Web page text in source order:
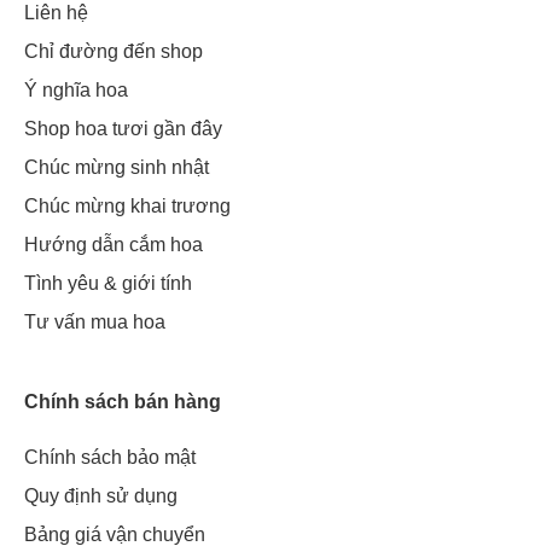
Liên hệ
Chỉ đường đến shop
Ý nghĩa hoa
Shop hoa tươi gần đây
Chúc mừng sinh nhật
Chúc mừng khai trương
Hướng dẫn cắm hoa
Tình yêu & giới tính
Tư vấn mua hoa
Chính sách bán hàng
Chính sách bảo mật
Quy định sử dụng
Bảng giá vận chuyển